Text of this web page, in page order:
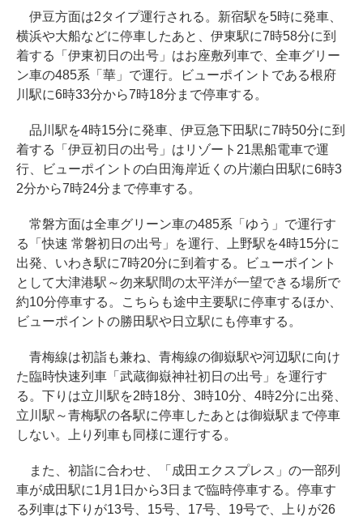
伊豆方面は2タイプ運行される。新宿駅を5時に発車、
横浜や大船などに停車したあと、伊東駅に7時58分に到
着する「伊東初日の出号」はお座敷列車で、全車グリー
ン車の485系「華」で運行。ビューポイントである根府
川駅に6時33分から7時18分まで停車する。
品川駅を4時15分に発車、伊豆急下田駅に7時50分に到
着する「伊豆初日の出号」はリゾート21黒船電車で運
行、ビューポイントの白田海岸近くの片瀬白田駅に6時3
2分から7時24分まで停車する。
常磐方面は全車グリーン車の485系「ゆう」で運行す
る「快速 常磐初日の出号」を運行、上野駅を4時15分に
出発、いわき駅に7時20分に到着する。ビューポイント
として大津港駅～勿来駅間の太平洋が一望できる場所で
約10分停車する。こちらも途中主要駅に停車するほか、
ビューポイントの勝田駅や日立駅にも停車する。
青梅線は初詣も兼ね、青梅線の御嶽駅や河辺駅に向け
た臨時快速列車「武蔵御嶽神社初日の出号」を運行す
る。下りは立川駅を2時18分、3時10分、4時2分に出発、
立川駅～青梅駅の各駅に停車したあとは御嶽駅まで停車
しない。上り列車も同様に運行する。
また、初詣に合わせ、「成田エクスプレス」の一部列
車が成田駅に1月1日から3日まで臨時停車する。停車す
る列車は下りが13号、15号、17号、19号で、上りが26